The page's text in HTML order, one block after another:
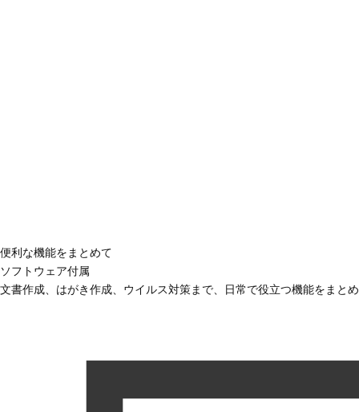
便利な機能をまとめて
ソフトウェア付属
文書作成、はがき作成、ウイルス対策まで、日常で役立つ機能をまと